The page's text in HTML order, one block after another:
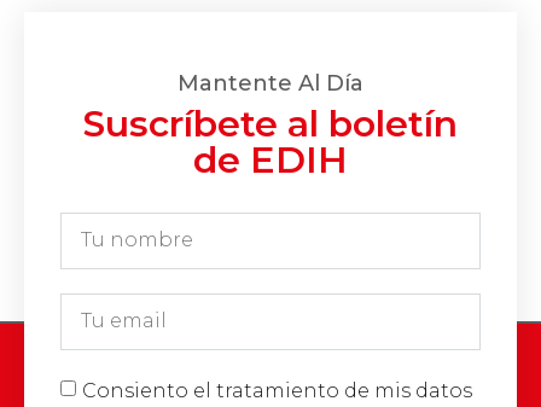
Mantente Al Día
Suscríbete al boletín
de EDIH
Consiento el tratamiento de mis datos